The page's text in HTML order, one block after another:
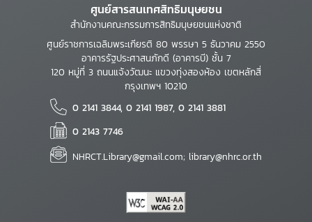
ศูนย์สารสนเทศสิทธิมนุษยชน
สำนักงานคณะกรรมการสิทธิมนุษยชนแห่งชาติ
ศูนย์ราชการเฉลิมพระเกียรติ 80 พรรษา 5 ธันวาคม 2550
อาคารรัฐประศาสนภักดี (อาคารบี) ชั้น 7
120 หมู่ที่ 3 ถนนแจ้งวัฒนะ แขวงทุ่งสองห้อง เขตหลักสี่
กรุงเทพฯ 10210
0 2141 3844, 0 2141 1987, 0 2141 3881
0 2143 7746
NHRCT.Library@gmail.com; library@nhrc.or.th